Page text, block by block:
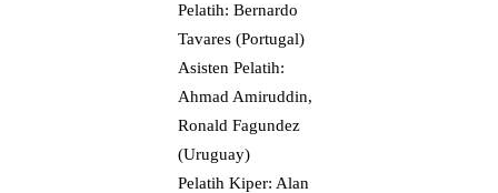
Pelatih: Bernardo
Tavares (Portugal)
Asisten Pelatih:
Ahmad Amiruddin,
Ronald Fagundez
(Uruguay)
Pelatih Kiper: Alan